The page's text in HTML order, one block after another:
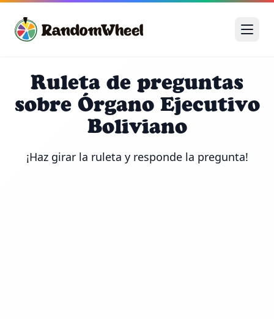
Ruleta de preguntas
sobre Órgano Ejecutivo
Boliviano
¡Haz girar la ruleta y responde la pregunta!